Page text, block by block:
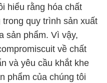
hiểu rằng hóa chất
quy trình sản xuất
sản phẩm. Vì vậy,
về chất
và yêu cầu khắt khe
phẩm của chúng tôi